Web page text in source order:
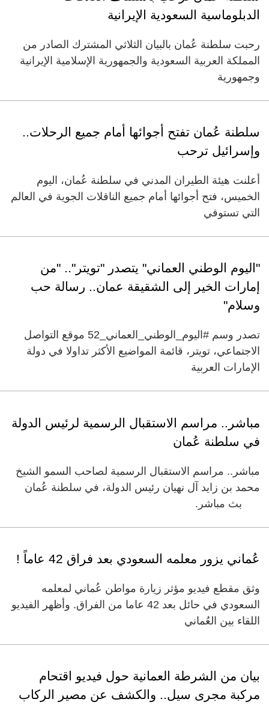
الدبلوماسية السعودية الإيرانية
رحبت سلطنة عُمان بالبيان الثلاثي المشترك الصادر من
المملكة العربية السعودية والجمهورية الإسلامية الإيرانية
وجمهورية
سلطنة عُمان تفتح أجوائها أمام جميع الرحلات..
وإسرائيل ترحب
أعلنت هيئة الطيران المدني في سلطنة عُمان، اليوم
الخميس، فتح أجوائها أمام جميع الناقلات الجوية في العالم
التي تستوفي
"اليوم الوطني العماني" يتصدر "تويتر".. "من
إمارات الخير إلى الشقيقة عمان.. رسالة حب
وسلام"
تصدر وسم #اليوم_الوطني_العماني_52 موقع التواصل
الاجتماعي، تويتر، قائمة المواضيع الأكثر تداولا في دولة
الإمارات العربية
مباشر.. مراسم الاستقبال الرسمية لرئيس الدولة
في سلطنة عُمان
مباشر.. مراسم الاستقبال الرسمية لصاحب السمو الشيخ
محمد بن زايد آل نهيان رئيس الدولة، في سلطنة عُمان
بث مباشر.
عُماني يزور معلمه السعودي بعد فراق 42 عاماً !
وثق مقطع فيديو مؤثر زيارة مواطن عُماني لمعلمه
السعودي في حائل بعد 42 عاما من الفراق. وأظهر الفيديو
اللقاء بين العُماني
بيان من الشرطة العمانية حول فيديو اقتحام
مركبة مجرى سيل.. والكشف عن مصير الركاب